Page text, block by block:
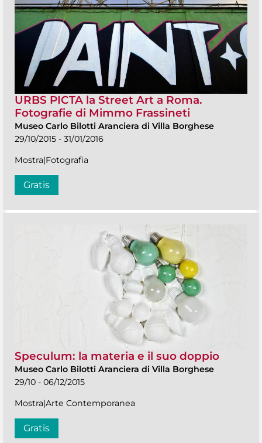
URBS PICTA la Street Art a Roma.
Fotografie di Mimmo Frassineti
Museo Carlo Bilotti Aranciera di Villa Borghese
29/10/2015 - 31/01/2016
Mostra|Fotografia
Gratis
Speculum: la materia e il suo doppio
Museo Carlo Bilotti Aranciera di Villa Borghese
29/10 - 06/12/2015
Mostra|Arte Contemporanea
Gratis